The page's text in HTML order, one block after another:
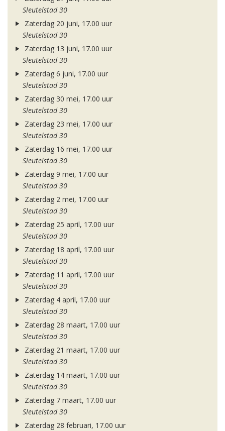
Sleutelstad 30
Zaterdag 20 juni, 17.00 uur
Sleutelstad 30
Zaterdag 13 juni, 17.00 uur
Sleutelstad 30
Zaterdag 6 juni, 17.00 uur
Sleutelstad 30
Zaterdag 30 mei, 17.00 uur
Sleutelstad 30
Zaterdag 23 mei, 17.00 uur
Sleutelstad 30
Zaterdag 16 mei, 17.00 uur
Sleutelstad 30
Zaterdag 9 mei, 17.00 uur
Sleutelstad 30
Zaterdag 2 mei, 17.00 uur
Sleutelstad 30
Zaterdag 25 april, 17.00 uur
Sleutelstad 30
Zaterdag 18 april, 17.00 uur
Sleutelstad 30
Zaterdag 11 april, 17.00 uur
Sleutelstad 30
Zaterdag 4 april, 17.00 uur
Sleutelstad 30
Zaterdag 28 maart, 17.00 uur
Sleutelstad 30
Zaterdag 21 maart, 17.00 uur
Sleutelstad 30
Zaterdag 14 maart, 17.00 uur
Sleutelstad 30
Zaterdag 7 maart, 17.00 uur
Sleutelstad 30
Zaterdag 28 februari, 17.00 uur